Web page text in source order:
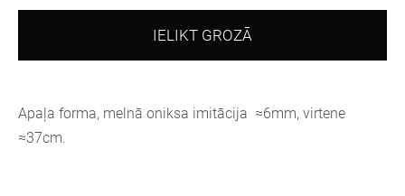
IELIKT GROZĀ
Apaļa forma, melnā oniksa imitācija ≈6mm, virtene
≈37cm.